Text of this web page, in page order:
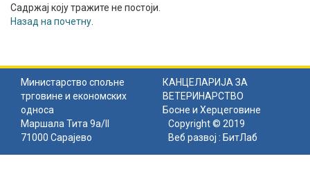
Садржај коју тражите не постоји.
Назад на почетну
Министарство спољне
трговине и економских
односа
КАНЦЕЛАРИЈА ЗА
ВЕТЕРИНАРСТВО
Босне и Херцеговине
Маршала Тита 9а/II
71000 Сарајево
Copyright © 2019
Веб развој : БитЛаб